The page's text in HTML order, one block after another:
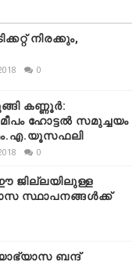
നിരക്കും,
0
കണ്ണൂർ:
ഹോട്ടൽ സമുച്ചയം
എം.എ.യൂസഫലി
0
ജില്ലയിലുള്ള
സ്ഥാപനങ്ങൾക്ക്
ബന്ദ്